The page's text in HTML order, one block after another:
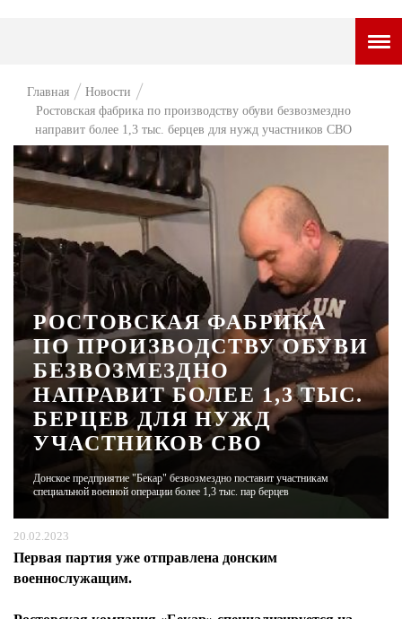
НОВОСТИ
ПРЕМЬЕРА
СТИЛЬ ЖИЗНИ
ХАЙП
ЧЕЛОВЕК ОСОБЕННЫЙ
КУЛЬТ ЕДЫ
АФИША
ЖУРНАЛ
Главная
Новости
Ростовская фабрика по производству обуви безвозмездно
направит более 1,3 тыс. берцев для нужд участников СВО
РОСТОВСКАЯ ФАБРИКА
ПО ПРОИЗВОДСТВУ ОБУВИ
БЕЗВОЗМЕЗДНО
НАПРАВИТ БОЛЕЕ 1,3 ТЫС.
БЕРЦЕВ ДЛЯ НУЖД
УЧАСТНИКОВ СВО
Донское предприятие "Бекар" безвозмездно поставит участникам
специальной военной операции более 1,3 тыс. пар берцев
20.02.2023
Первая партия уже отправлена донским
военнослужащим.